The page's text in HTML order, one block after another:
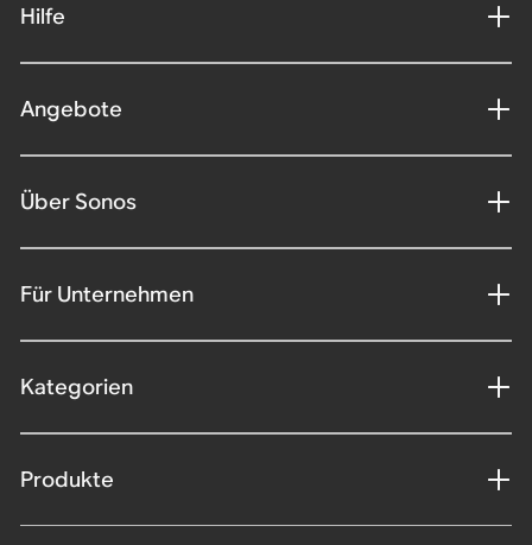
Hilfe
Angebote
Über Sonos
Für Unternehmen
Kategorien
Produkte